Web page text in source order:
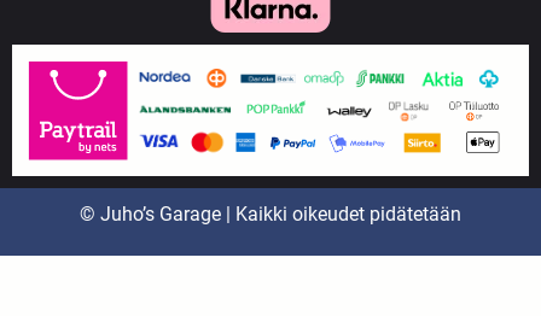
© Juho’s Garage | Kaikki oikeudet pidätetään